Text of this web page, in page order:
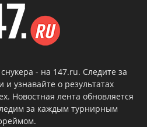
- на 147.ru. Следите за
узнавайте о результатах
Новостная лента обновляется
за каждым турнирным